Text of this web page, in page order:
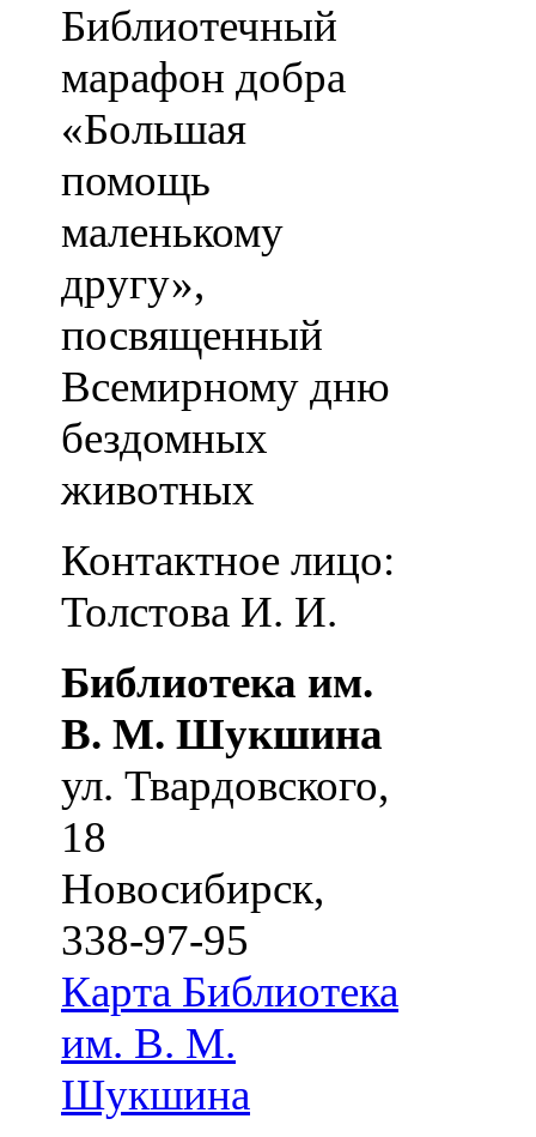
Библиотечный
марафон добра
«Большая
помощь
маленькому
другу»,
посвященный
Всемирному дню
бездомных
животных
Контактное лицо:
Толстова И. И.
Библиотека им.
В. М. Шукшина
ул. Твардовского,
18
Новосибирск,
338-97-95
Карта Библиотека
им. В. М.
Шукшина